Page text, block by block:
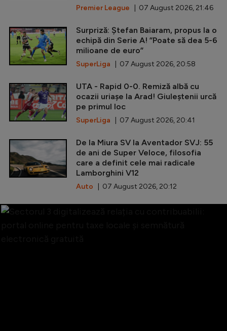
Premier League | 07 August 2026, 21:46
Surpriză: Ștefan Baiaram, propus la o
echipă din Serie A! ”Poate să dea 5-6
milioane de euro”
SuperLiga | 07 August 2026, 20:58
UTA - Rapid 0-0. Remiză albă cu
ocazii uriașe la Arad! Giuleștenii urcă
pe primul loc
SuperLiga | 07 August 2026, 20:41
De la Miura SV la Aventador SVJ: 55
de ani de Super Veloce, filosofia
care a definit cele mai radicale
Lamborghini V12
Auto | 07 August 2026, 20:12